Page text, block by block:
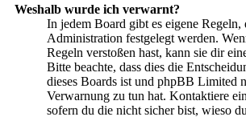
Weshalb wurde ich verwarnt?
In jedem Board gibt es eigene Regeln,
Administration festgelegt werden.
Regeln verstoßen hast, kann sie dir
Bitte beachte, dass dies die
dieses Boards ist und phpBB Limited
Verwarnung zu tun hat. Kontaktiere
sofern du die nicht sicher bist, wieso